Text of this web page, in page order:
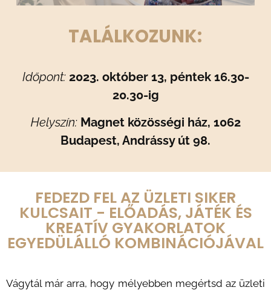
TALÁLKOZUNK:
Időpont: 2023. október 13, péntek 16.30-
20.30-ig
Helyszín: Magnet közösségi ház, 1062
Budapest, Andrássy út 98.
FEDEZD FEL AZ ÜZLETI SIKER
KULCSAIT - ELŐADÁS, JÁTÉK ÉS
KREATÍV GYAKORLATOK
EGYEDÜLÁLLÓ KOMBINÁCIÓJÁVAL
Vágytál már arra, hogy mélyebben megértsd az üzleti